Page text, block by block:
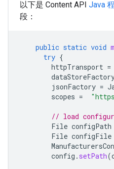
以下是 Content API Java
段：
public static void
try {
httpTransport =
jsonFactory =
scopes =
// load
File configPath
File configFile
config . setPath(